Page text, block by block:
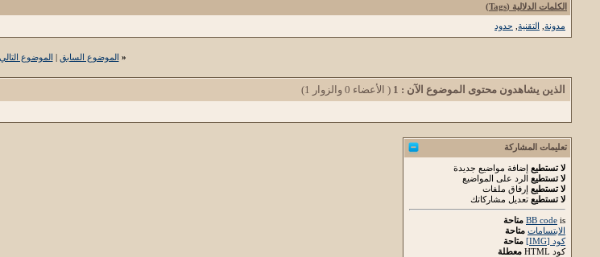
الكلمات الدلالية (Tags)
مدونة التقنية حدود
« الموضوع السابق | الموضوع التالي
الذين يشاهدون محتوى الموضوع الآن : 1 ( الأعضاء 0 والزوار 1)
تعليمات المشاركة
لا تستطيع إضافة مواضيع جديدة
لا تستطيع الرد على المواضيع
لا تستطيع إرفاق ملفات
لا تستطيع تعديل مشاركاتك
BB code is
متاحة
الابتسامات متاحة
كود [IMG]
متاحة
كود HTML
معطلة